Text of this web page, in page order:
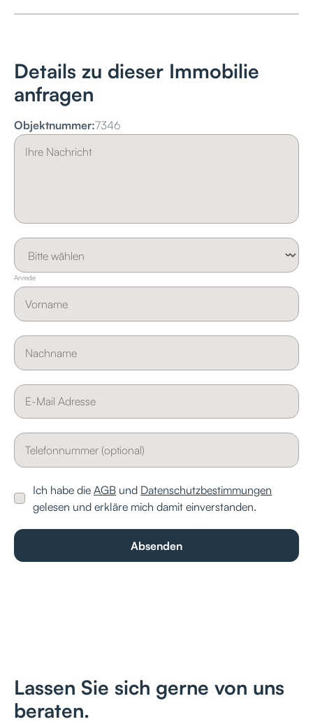
Details zu dieser Immobilie
anfragen
Objektnummer:7346
Anrede
Ich habe dieAGB und Datenschutzbestimmungen
gelesen und erkläre mich damit einverstanden.
Lassen Sie sich gerne von uns
beraten.